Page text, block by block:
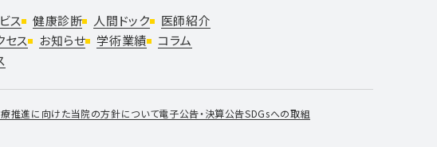
ス 健康診断 人間ドック
医師紹介
セス お知らせ 学術業績
コラム
推進に向けた当院の方針について電子公告・決算公告SDGsへの取組